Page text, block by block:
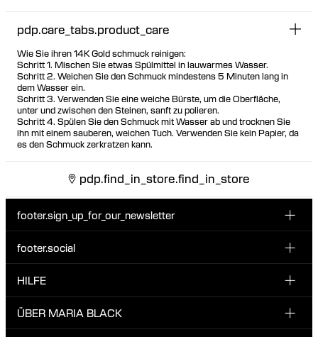
pdp.care_tabs.product_care
Wie Sie ihren 14K Gold schmuck reinigen:
Schritt 1. Mischen Sie etwas Spülmittel in lauwarmes Wasser.
Schritt 2. Weichen Sie den Schmuck mindestens 5 Minuten lang in
dem Wasser ein.
Schritt 3. Verwenden Sie eine weiche Bürste, um die Oberfläche,
unter und zwischen den Steinen, sanft zu polieren.
Schritt 4. Spülen Sie den Schmuck mit Wasser ab und trocknen Sie
ihn mit einem sauberen, weichen Tuch. Verwenden Sie kein Papier, da
es den Schmuck zerkratzen kann.
pdp.find_in_store.find_in_store
footer.sign_up_for_our_newsletter
Melde dich für unseren Newsletter an und erhalte 10 %
footer.social
INSTAGRAM
TIKTOK
HILFE
KUNDENSERVICE & KONTAKT
ÜBER MARIA BLACK